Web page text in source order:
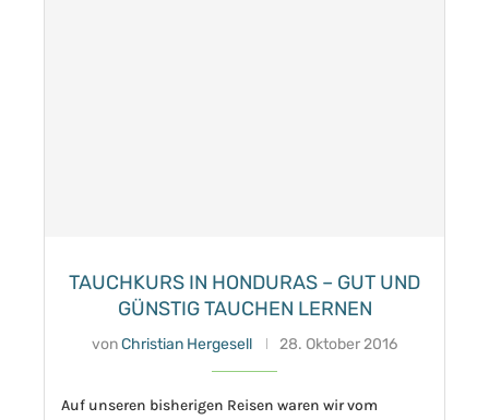
TAUCHKURS IN HONDURAS – GUT UND
GÜNSTIG TAUCHEN LERNEN
vonChristian Hergesell 28. Oktober 2016
Auf unseren bisherigen Reisen waren wir vom